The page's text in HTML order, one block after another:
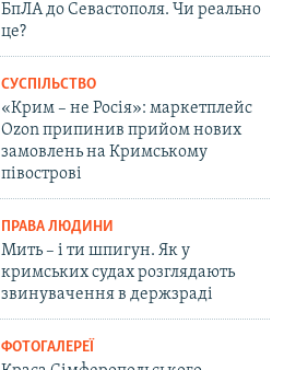
БпЛА до Севастополя. Чи реально
це?
СУСПІЛЬСТВО
«Крим – не Росія»: маркетплейс
Ozon припинив прийом нових
замовлень на Кримському
півострові
ПРАВА ЛЮДИНИ
Мить – і ти шпигун. Як у
кримських судах розглядають
звинувачення в держзраді
ФОТОГАЛЕРЕЇ